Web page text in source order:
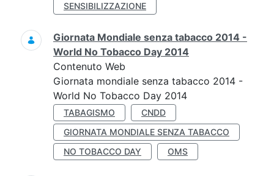
SENSIBILIZZAZIONE
Giornata Mondiale senza tabacco 2014 -
World No Tobacco Day 2014
Contenuto Web
Giornata mondiale senza tabacco 2014 -
World No Tobacco Day 2014
TABAGISMO
CNDD
GIORNATA MONDIALE SENZA TABACCO
NO TOBACCO DAY
OMS